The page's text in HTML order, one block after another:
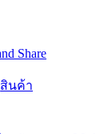
นค้า